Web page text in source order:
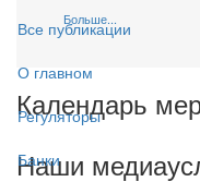
Все публикации
О главном
Регуляторы
Банки
Больше...
Календарь
Наши